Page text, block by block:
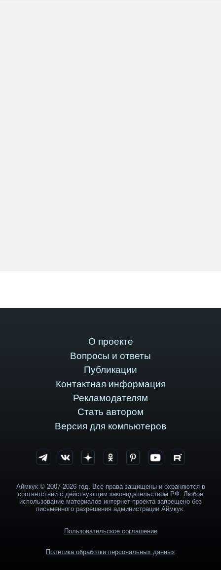
О проекте
Вопросы и ответы
Публикации
Контактная информация
Рекламодателям
Стать автором
Версия для компьютеров
Аймкук © 2007-2026 год. Все права защищены и охраняются в
соответствии с действующим законодательством РФ. Любое
использование материалов интернет-проекта запрещено без
письменного разрешения администрации Аймкук.
Пользовательское соглашение
Политика обработки персональных данных